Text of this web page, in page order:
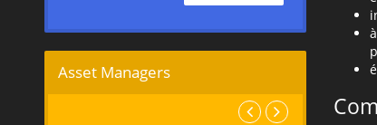
Asset Managers